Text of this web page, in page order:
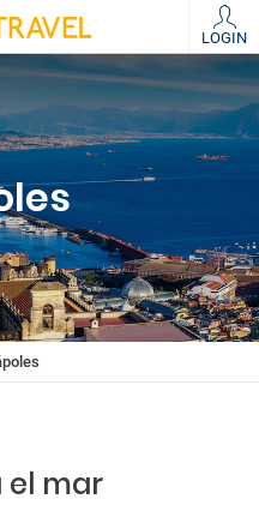
LOGIN
el mar